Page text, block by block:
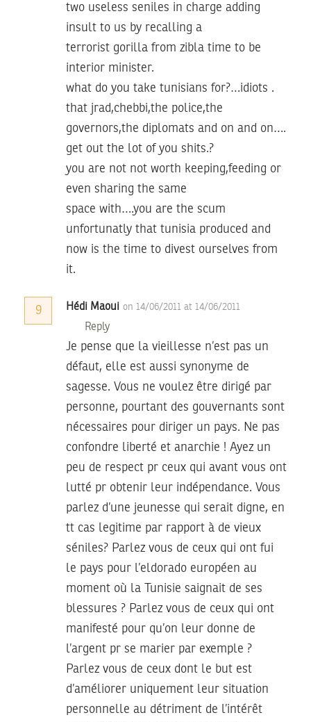
two useless seniles in charge adding
insult to us by recalling a
terrorist gorilla from zibla time to be
interior minister.
what do you take tunisians for?…idiots .
that jrad,chebbi,the police,the
governors,the diplomats and on and on….
get out the lot of you shits.?
you are not not worth keeping,feeding or
even sharing the same
space with….you are the scum
unfortunatly that tunisia produced and
now is the time to divest ourselves from
it.
9 Hédi Maoui on 14/06/2011 at 14/06/2011
Reply
Je pense que la vieillesse n’est pas un
défaut, elle est aussi synonyme de
sagesse. Vous ne voulez être dirigé par
personne, pourtant des gouvernants sont
nécessaires pour diriger un pays. Ne pas
confondre liberté et anarchie ! Ayez un
peu de respect pr ceux qui avant vous ont
lutté pr obtenir leur indépendance. Vous
parlez d’une jeunesse qui serait digne, en
tt cas legitime par rapport à de vieux
séniles? Parlez vous de ceux qui ont fui
le pays pour l’eldorado européen au
moment où la Tunisie saignait de ses
blessures ? Parlez vous de ceux qui ont
manifesté pour qu’on leur donne de
l’argent pr se marier par exemple ?
Parlez vous de ceux dont le but est
d’améliorer uniquement leur situation
personnelle au détriment de l’intérêt